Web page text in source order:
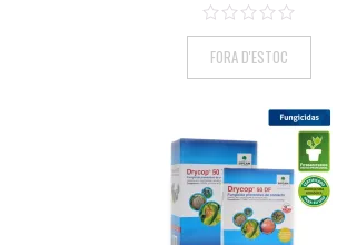
FORA D'ESTOC